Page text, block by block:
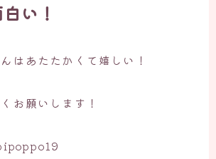
い！
はあたたかくて嬉しい！
お願いします！